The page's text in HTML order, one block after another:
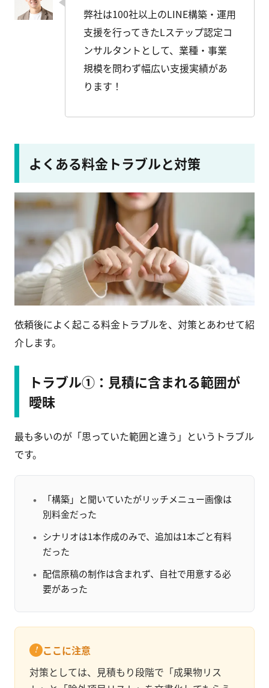
弊社は100社以上のLINE構築・運用
支援を行ってきたLステップ認定コ
ンサルタントとして、業種・事業
規模を問わず幅広い支援実績があ
ります！
よくある料金トラブルと対策
依頼後によく起こる料金トラブルを、対策とあわせて紹
介します。
トラブル①：見積に含まれる範囲が
曖昧
最も多いのが「思っていた範囲と違う」というトラブル
です。
「構築」と聞いていたがリッチメニュー画像は
別料金だった
シナリオは1本作成のみで、追加は1本ごと有料
だった
配信原稿の制作は含まれず、自社で用意する必
要があった
ここに注意
対策としては、見積もり段階で「成果物リス